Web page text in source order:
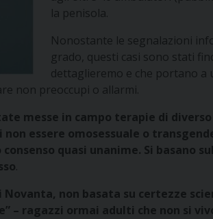
la penisola.
Nonostante le segnalazioni
grado, questi casi sono stati
dettaglieremo e che portano a
non preoccupi o allarmi.
messe in campo terapie di
essere omosessuale o
quasi unanime. Si basano
.
non basata su certezze
– ragazzi ormai adulti che non si